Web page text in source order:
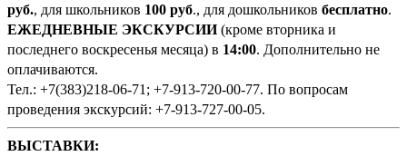
руб., для школьников 100 руб., для дошкольников бесплатно.
ЕЖЕДНЕВНЫЕ ЭКСКУРСИИ(кроме вторника и
последнего воскресенья месяца) в 14:00. Дополнительно не
оплачиваются.
Тел.: +7(383)218-06-71; +7-913-720-00-77. По вопросам
проведения экскурсий: +7-913-727-00-05.
ВЫСТАВКИ: